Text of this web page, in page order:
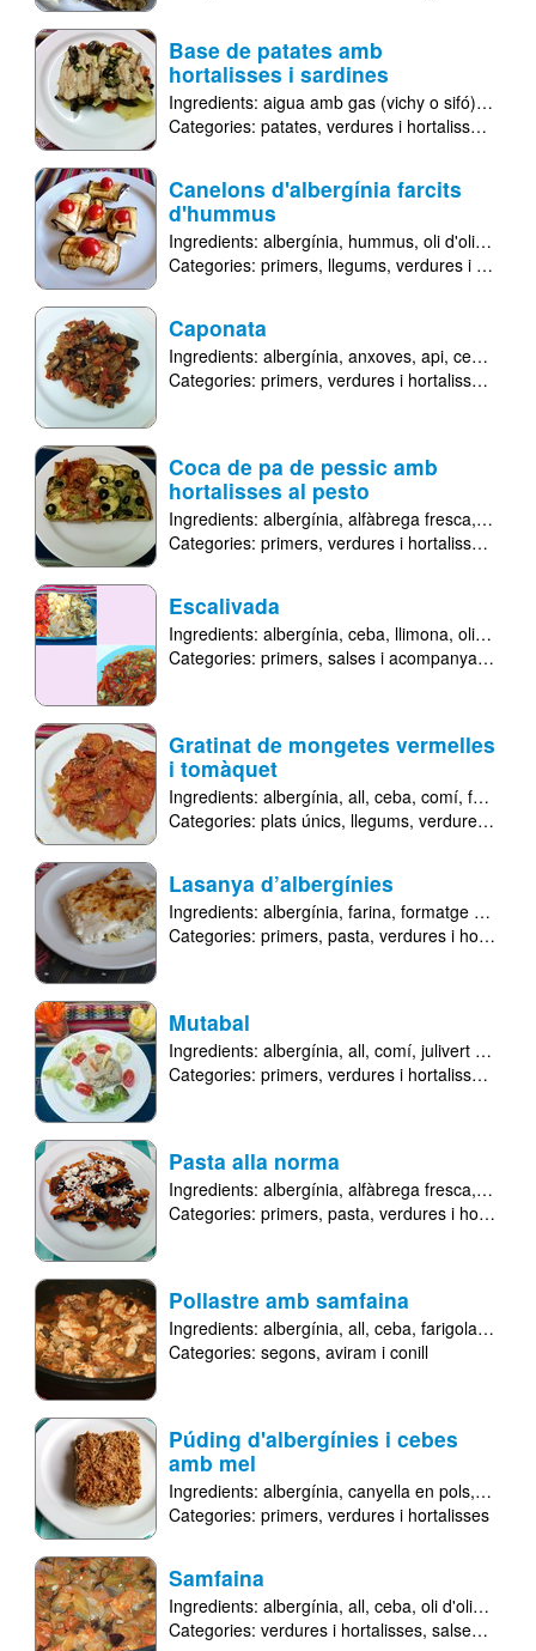
Base de patates amb
hortalisses i sardines
Ingredients: aigua amb gas (vichy o sifó)
Categories: patates verdures i hortalisses
Canelons d'albergínia farcits
d'hummus
Ingredients: albergínia hummus oli d'oliva verge extra
Categories: primers llegums verdures i hortalisses
Caponata
Ingredients: albergínia anxoves api ceba
Categories: primers verdures i hortalisses
Coca de pa de pessic amb
hortalisses al pesto
Ingredients: albergínia alfàbrega fresca all
Categories: primers verdures i hortalisses
Escalivada
Ingredients: albergínia ceba llimona oli d'oliva verge extra
Categories: primers salses i acompanyaments
Gratinat de mongetes vermelles
i tomàquet
Ingredients: albergínia all ceba comí formatge parmesà
Categories: plats únics llegums verdures i hortalisses
Lasanya d’albergínies
Ingredients: albergínia farina formatge emmental
Categories: primers pasta verdures i hortalisses
Mutabal
Ingredients: albergínia all comí julivert fresc
Categories: primers verdures i hortalisses
Pasta alla norma
Ingredients: albergínia alfàbrega fresca all
Categories: primers pasta verdures i hortalisses
Pollastre amb samfaina
Ingredients: albergínia all ceba farigola oli
Categories: segons aviram i conill
Púding d'albergínies i cebes
amb mel
Ingredients: albergínia canyella en pols ceba
Categories: primers verdures i hortalisses
Samfaina
Ingredients: albergínia all ceba oli d'oliva verge extra
Categories: verdures i hortalisses salses i acompanyaments